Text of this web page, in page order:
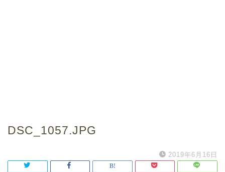
DSC_1057.JPG
2019年6月16日